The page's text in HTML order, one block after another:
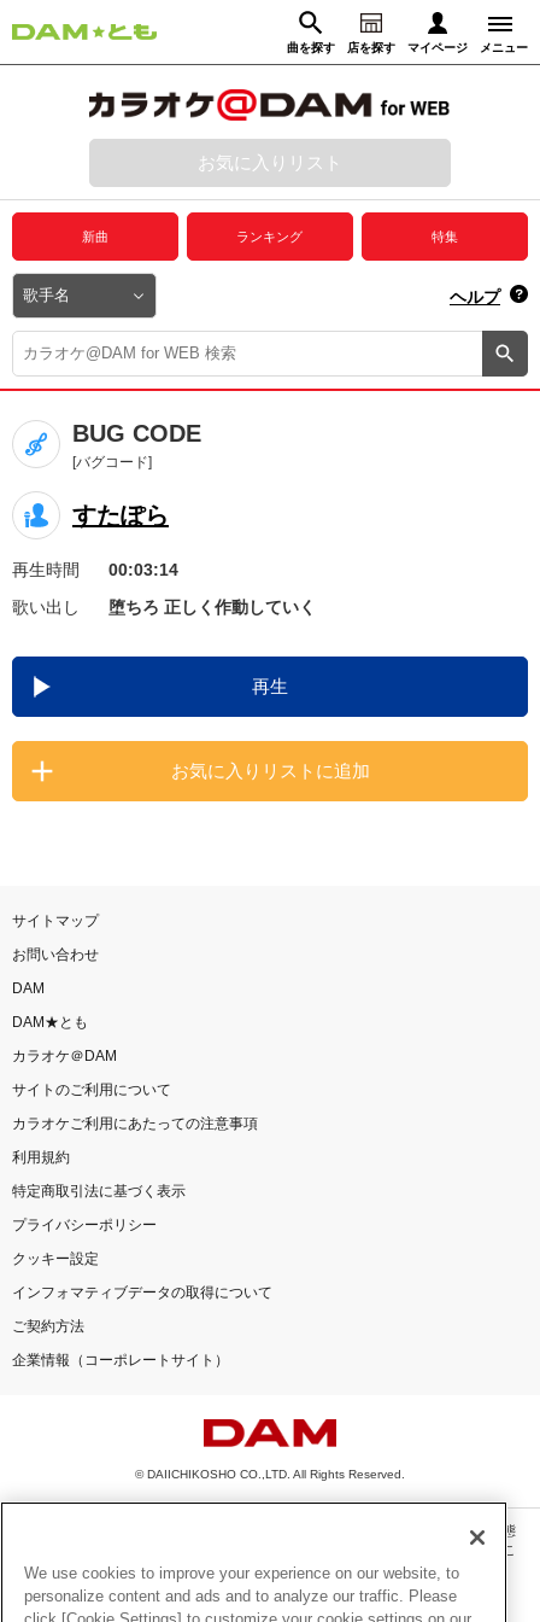
曲を探す 店を探す マイページ メニュー
動画からさがす 録音からさがす
ログイン
プレミアムサービス
DAM★とも動画
DAM★とも録音
カラオケ＠DAM
ユーザー検索
キャンペーン
お知らせ よくあるご質問
DAMの新曲・ランキングなど
カラオケ最新情報をチェック！
お気に入りリスト
新曲 ランキング 特集
ヘルプ
BUG CODE
[バグコード]
すたぽら
再生時間
00:03:14
歌い出し
堕ちろ 正しく作動していく
再生
お気に入りリストに追加
サイトマップ
お問い合わせ
DAM
DAM★とも
カラオケ＠DAM
サイトのご利用について
カラオケご利用にあたっての注意事項
利用規約
特定商取引法に基づく表示
プライバシーポリシー
クッキー設定
インフォマティブデータの取得について
ご契約方法
企業情報（コーポレートサイト）
© DAIICHIKOSHO CO.,LTD. All Rights Reserved.
このサイトに掲載されている一切の文章・画像・写真・動画・音声等を、手段や形態
を問わず、著作権法の定める範囲を超えて無断で複製、転載、ファイル化などするこ
とを禁じます。
楽曲及びコンテンツは、機種によりご利用いただけない場合があります。
We use cookies to improve your experience on our website, to
personalize content and ads and to analyze our traffic. Please